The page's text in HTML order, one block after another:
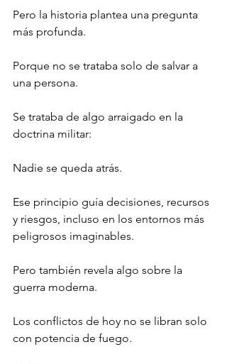
Pero la historia plantea una pregunta
más profunda.
Porque no se trataba solo de salvar a
una persona.
Se trataba de algo arraigado en la
doctrina militar:
Nadie se queda atrás.
Ese principio guía decisiones, recursos
y riesgos, incluso en los entornos más
peligrosos imaginables.
Pero también revela algo sobre la
guerra moderna.
Los conflictos de hoy no se libran solo
con potencia de fuego.